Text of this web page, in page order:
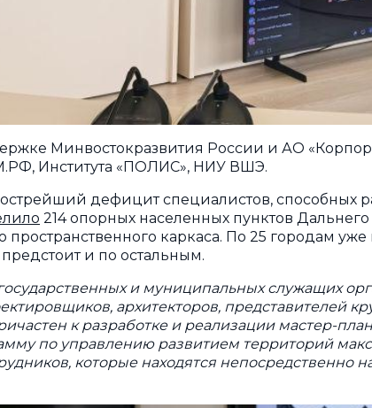
Минвостокразвития России и АО
Института «ПОЛИС», НИУ ВШЭ.
дефицит специалистов, способных
214 опорных населенных пунктов
пространственного каркаса. По 25 городам
и по остальным.
и муниципальных служащих
архитекторов, представителей
к разработке и реализации мастер-
по управлению развитием территорий
которые находятся непосредственно